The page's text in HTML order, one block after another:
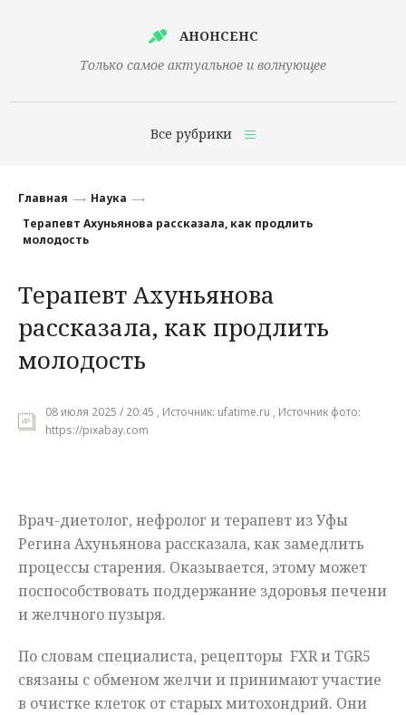
АНОНСЕНС
Только самое актуальное и волнующее
Все рубрики
Финансы
Наука
Культура
Общество
Мнения
Главная
Наука
Терапевт Ахуньянова рассказала, как продлить
молодость
Терапевт Ахуньянова
рассказала, как продлить
молодость
08 июля 2025 / 20:45 , Источник: ufatime.ru , Источник фото:
https://pixabay.com
Врач-диетолог, нефролог и терапевт из Уфы
Регина Ахуньянова рассказала, как замедлить
процессы старения. Оказывается, этому может
поспособствовать поддержание здоровья печени
и желчного пузыря.
По словам специалиста, рецепторы FXR и TGR5
связаны с обменом желчи и принимают участие
в очистке клеток от старых митохондрий. Они